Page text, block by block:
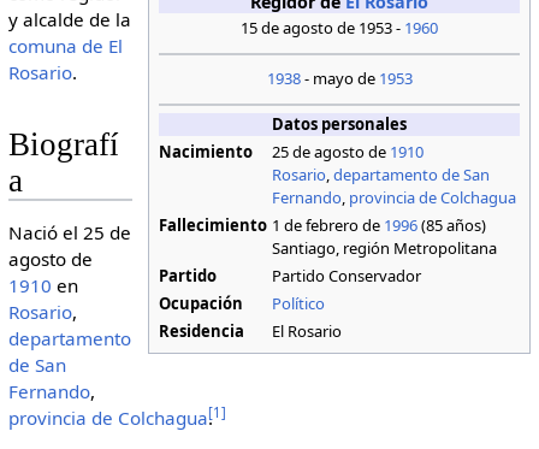
15 de agosto de 1953 - 1960
1938- mayo de 1953
Datos personales
Nacimiento
25 de agosto de 1910
Rosario,departamento de San
Fernando, provincia de Colchagua
Fallecimiento 1 de febrero de 1996(85 años)
Santiago, región Metropolitana
Partido
Partido Conservador
Ocupación
Político
Residencia
El Rosario
y alcalde de la
comuna de El
Rosario.
Biografí
a
Nació el 25 de
agosto de
1910 en
Rosario,
departamento
de San
Fernando,
provincia de Colchagua.[1 ]